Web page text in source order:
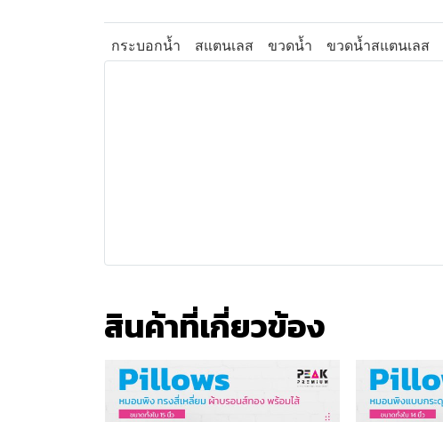
กระบอกน้ำ สแตนเลส ขวดน้ำ ขวดน้ำสแตนเลส
สินค้าที่เกี่ยวข้อง